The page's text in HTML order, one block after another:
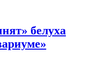
белуха